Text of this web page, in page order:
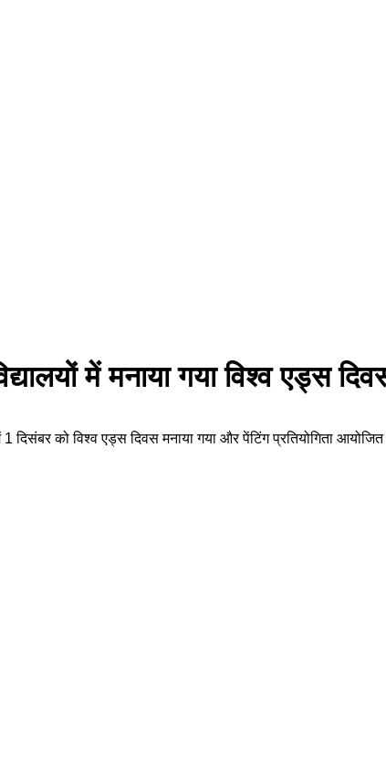
में मनाया गया विश्व एड्स
को विश्व एड्स दिवस मनाया गया और पेंटिंग प्रतियोगिता